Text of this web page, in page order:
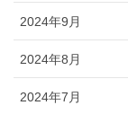
2024年9月
2024年8月
2024年7月